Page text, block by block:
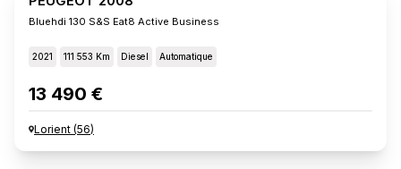
Bluehdi 130 S&s Eat8 Active Business
2021 111 553 Km Diesel Automatique
13 490 €
Lorient (56)